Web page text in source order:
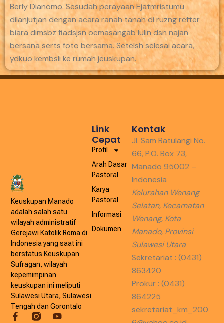
Berly Dianomo. Sesudah perayaan Ejatmristumu
dilanjutjan dengan acara ranah tanah di ruzng refter
biara dimsbz fiadsjsn oemasangab lulin dsn najan
bersana serts foto bersama. Setelsh selesai acara,
ydkuo kembsli ke rumah jeuskupan.
Keuskupan Manado
adalah salah satu
wilayah administratif
Gerejawi Katolik Roma di
Indonesia yang saat ini
berstatus Keuskupan
Sufragan, wilayah
kepemimpinan
keuskupan ini meliputi
Sulawesi Utara, Sulawesi
Tengah dan Gorontalo
Link
Cepat
Profil
Arah Dasar
Pastoral
Karya
Pastoral
Informasi
Dokumen
Kontak
Jl. Sam Ratulangi No.
66, P.O. Box 73,
Manado 95002 –
Indonesia
Kelurahan Wenang
Selatan, Kecamatan
Wenang, Kota
Manado, Provinsi
Sulawesi Utara
Sekretariat : (0431)
863420
Prokur : (0431)
864225
sekretariat_km_200